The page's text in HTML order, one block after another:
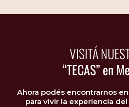
VISITÁ
“TECAS” en
Ahora podés encontrarnos
para vivir la experiencia